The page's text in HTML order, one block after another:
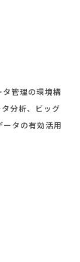
管理の環境構
分析、ビッグ
タの有効活用